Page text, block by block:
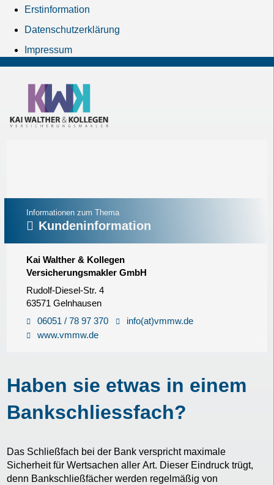
Erstinformation
Datenschutzerklärung
Impressum
Informationen zum Thema
Kundeninformation
Kai Walther & Kollegen
Versicherungsmakler GmbH
Rudolf-Diesel-Str. 4
63571 Gelnhausen
06051 / 78 97 370
info(at)vmmw.de
www.vmmw.de
Haben sie etwas in einem
Bankschliessfach?
Das Schließfach bei der Bank verspricht maximale
Sicherheit für Wertsachen aller Art. Dieser Eindruck trügt,
denn Bankschließfächer werden regelmäßig von